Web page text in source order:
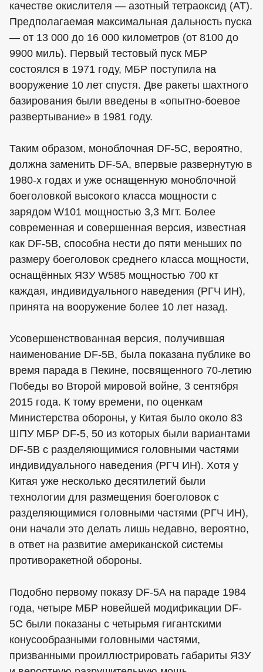
качестве окислителя — азотный тетраоксид (АТ).
Предполагаемая максимальная дальность пуска
— от 13 000 до 16 000 километров (от 8100 до
9900 миль). Первый тестовый пуск МБР
состоялся в 1971 году, МБР поступила на
вооружение 10 лет спустя. Две ракеты шахтного
базирования были введены в «опытно-боевое
развертывание» в 1981 году.
Таким образом, моноблочная DF-5C, вероятно,
должна заменить DF-5A, впервые развернутую в
1980-х годах и уже оснащенную моноблочной
боеголовкой высокого класса мощности с
зарядом W101 мощностью 3,3 Мгт. Более
современная и совершенная версия, известная
как DF-5B, способна нести до пяти меньших по
размеру боеголовок среднего класса мощности,
оснащённых ЯЗУ W585 мощностью 700 кт
каждая, индивидуального наведения (РГЧ ИН),
принята на вооружение более 10 лет назад.
Усовершенствованная версия, получившая
наименование DF-5B, была показана публике во
время парада в Пекине, посвященного 70-летию
Победы во Второй мировой войне, 3 сентября
2015 года. К тому времени, по оценкам
Министерства обороны, у Китая было около 83
ШПУ МБР DF-5, 50 из которых были вариантами
DF-5B с разделяющимися головными частями
индивидуального наведения (РГЧ ИН). Хотя у
Китая уже несколько десятилетий были
технологии для размещения боеголовок с
разделяющимися головными частями (РГЧ ИН),
они начали это делать лишь недавно, вероятно,
в ответ на развитие американской системы
противоракетной обороны.
Подобно первому показу DF-5А на параде 1984
года, четыре МБР новейшей модификации DF-
5C были показаны с четырьмя гигантскими
конусообразными головными частями,
призванными проиллюстрировать габариты ЯЗУ